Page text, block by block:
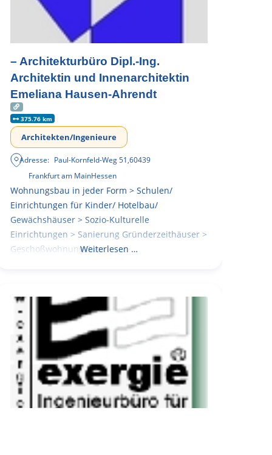
– Architekturbüro Dipl.-Ing.
Architektin und Innenarchitektin
Emeliana Hausen-Ahrendt
375.76 km
Architekten/Ingenieure
Adresse: Paul-Kornfeld-Weg 51,60439
Frankfurt am MainHessen
Wohnungsbau in jeder Form > Schulen/
Einrichtungen für Kinder/ Hotelbau/
Gewächshäuser > Sozio-Kulturelle
Einrichtungen > Sanierung Gründerzeithäuser >
GeschoßwohnungsbauWeiterlesen …